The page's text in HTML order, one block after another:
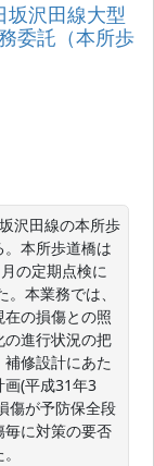
坂沢田線大型
委託（本所歩
沢田線の本所歩
本所歩道橋は
の定期点検に
本業務では、
の損傷との照
進行状況の把
修設計にあた
画(平成31年3
傷が予防保全段
に対策の要否